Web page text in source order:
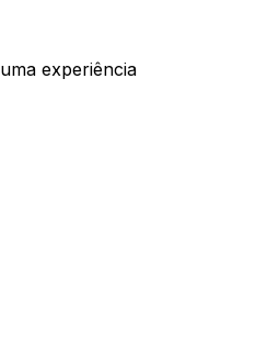
uma experiência